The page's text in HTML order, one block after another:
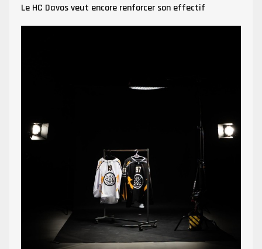
Le HC Davos veut encore renforcer son effectif